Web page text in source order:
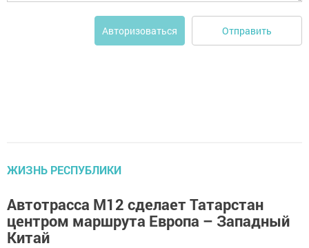
Авторизоваться Отправить
ЖИЗНЬ РЕСПУБЛИКИ
Автотрасса М12 сделает Татарстан
центром маршрута Европа – Западный
Китай